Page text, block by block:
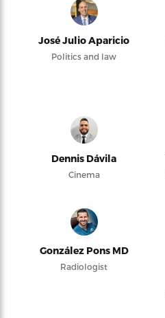
José Julio Aparicio
Politics and law
Dennis Dávila
Cinema
González Pons MD
Radiologist